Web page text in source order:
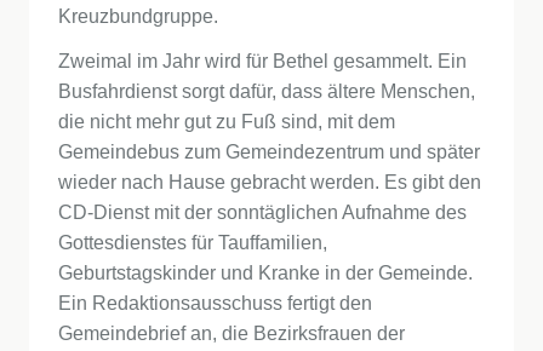
Kreuzbundgruppe.
Zweimal im Jahr wird für Bethel gesammelt. Ein
Busfahrdienst sorgt dafür, dass ältere Menschen,
die nicht mehr gut zu Fuß sind, mit dem
Gemeindebus zum Gemeindezentrum und später
wieder nach Hause gebracht werden. Es gibt den
CD-Dienst mit der sonntäglichen Aufnahme des
Gottesdienstes für Tauffamilien,
Geburtstagskinder und Kranke in der Gemeinde.
Ein Redaktionsausschuss fertigt den
Gemeindebrief an, die Bezirksfrauen der